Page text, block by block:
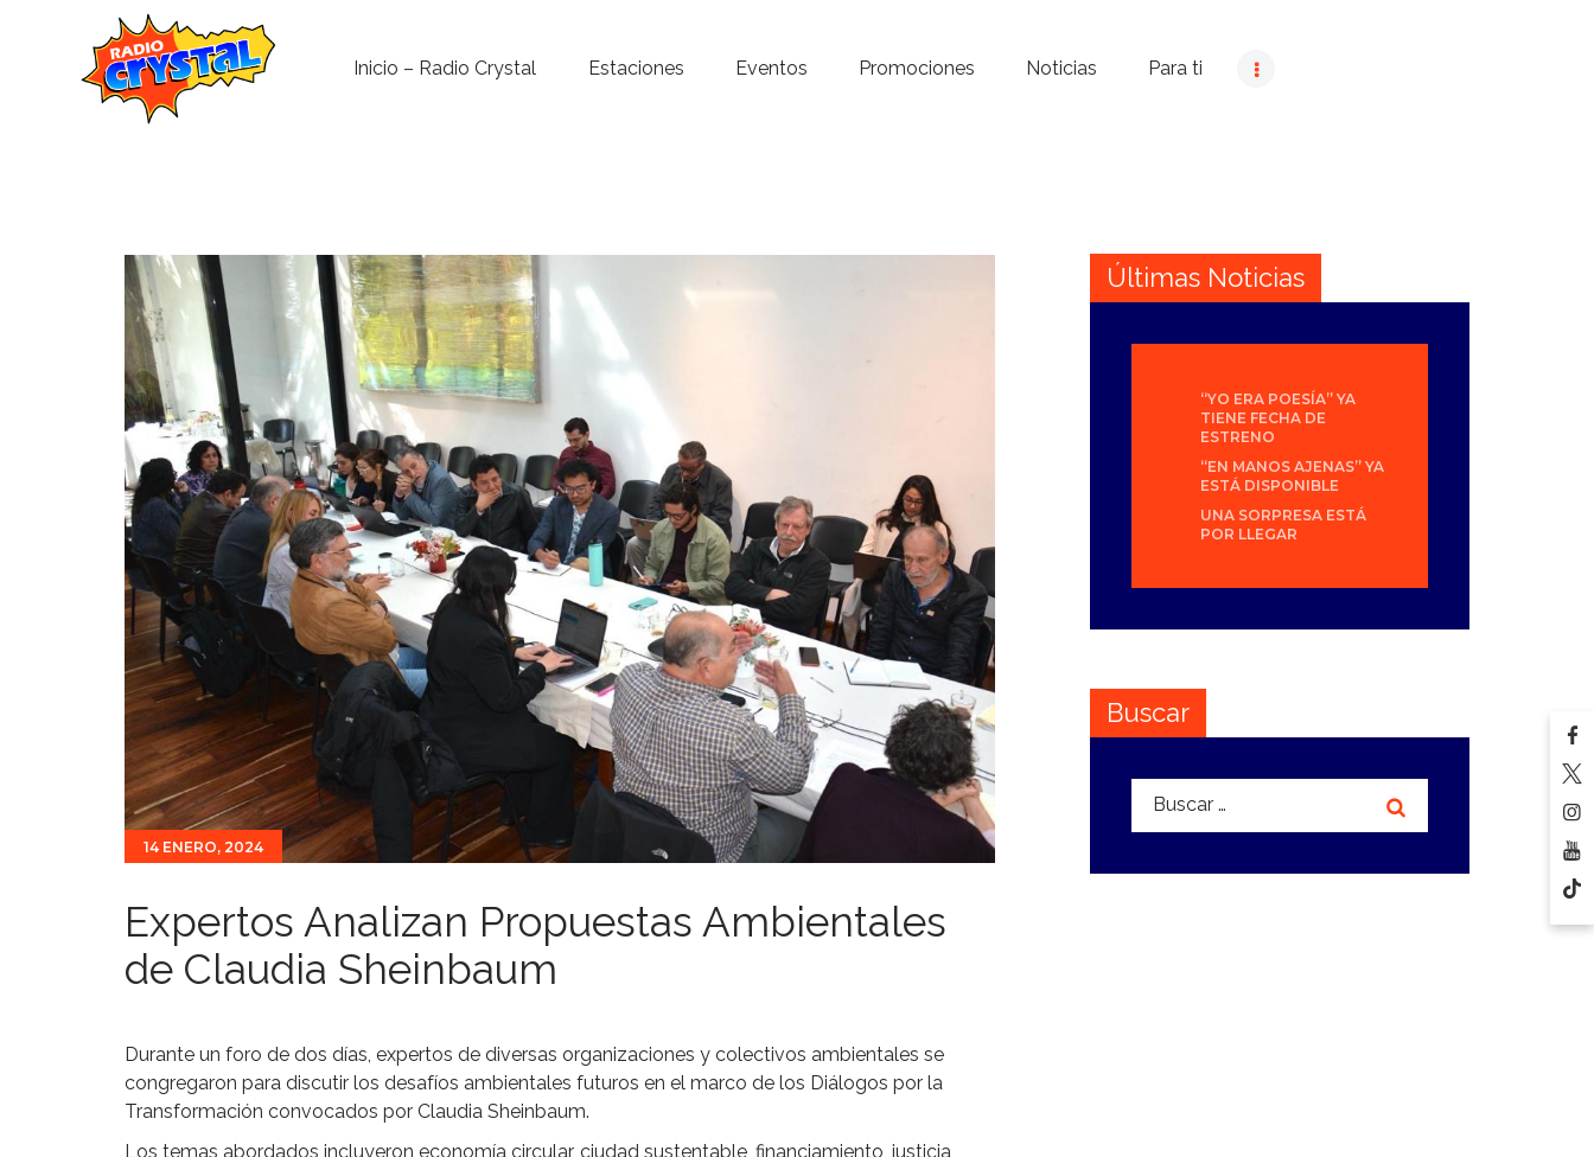
Inicio – Radio Crystal Estaciones Eventos Promociones Noticias Para ti
Noticias
Para ti
Contacto
14 ENERO, 2024
Expertos Analizan Propuestas Ambientales
de Claudia Sheinbaum
Durante un foro de dos días, expertos de diversas organizaciones y colectivos ambientales se
congregaron para discutir los desafíos ambientales futuros en el marco de los Diálogos por la
Transformación convocados por Claudia Sheinbaum.
Los temas abordados incluyeron economía circular, ciudad sustentable, financiamiento, justicia
Últimas Noticias
“YO ERA POESÍA” YA
TIENE FECHA DE
ESTRENO
“EN MANOS AJENAS” YA
ESTÁ DISPONIBLE
UNA SORPRESA ESTÁ
POR LLEGAR
Buscar
Buscar: